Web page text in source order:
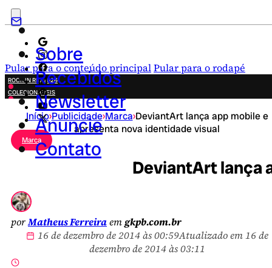
Pular para o conteúdo principalPular para o rodapé
Sobre
Recebidos
Newsletter
Anuncie
Contato
ROCK IN RIO 2026
COLECIONÁVEIS
FESTA JUNINA
NOVIDADES
CAMPANHAS CRIATIVAS
Início›Publicidade›Marca›DeviantArt lança app mobile e
apresenta nova identidade visual
Marca
DeviantArt lança
porMatheus Ferreiraemgkpb.com.br
16 de dezembro de 2014 às 00:59Atualizado em 16 de
dezembro de 2014 às 03:11